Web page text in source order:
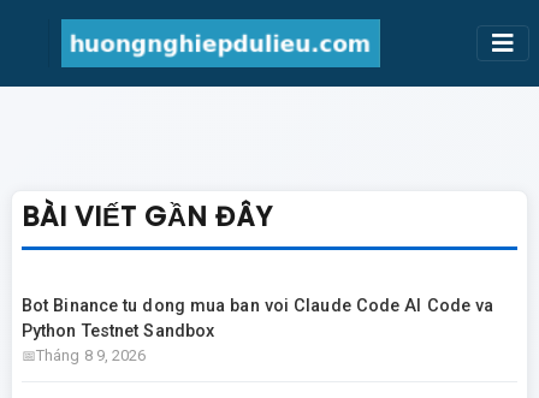
BÀI VIẾT GẦN ĐÂY
Bot Binance tu dong mua ban voi Claude Code AI Code va
Python Testnet Sandbox
Tháng 8 9, 2026